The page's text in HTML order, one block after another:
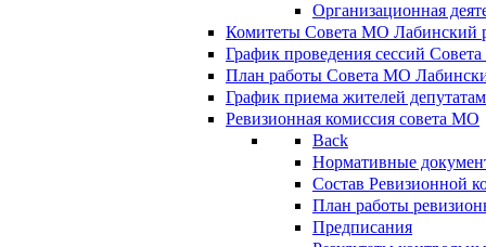
Организационная
Комитеты Совета МО Лабинский
График проведения сессий
План работы Совета МО
График приема жителей
Ревизионная комиссия совета МО
Back
Нормативные
Состав Ревизионной
План работы
Предписания